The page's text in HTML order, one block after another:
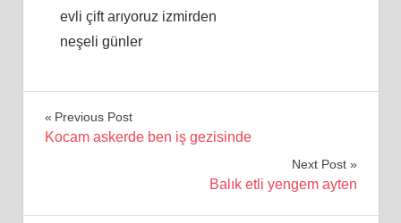
evli çift arıyoruz izmirden
neşeli günler
Yazı
Previous Post
Kocam askerde ben iş gezisinde
Next Post
Balık etli yengem ayten